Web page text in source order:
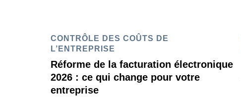
CONTRÔLE DES COÛTS DE
L’ENTREPRISE
Réforme de la facturation électronique
2026 : ce qui change pour votre
entreprise